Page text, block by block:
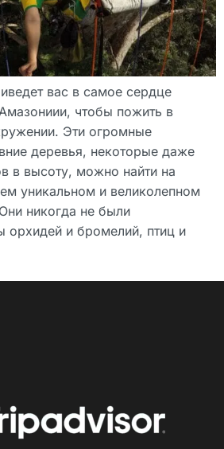
вас в самое сердце
чтобы пожить в
Эти огромные
деревья, некоторые даже
в высоту, можно найти на
уникальном и великолепном
никогда не были
орхидей и бромелий, птиц и